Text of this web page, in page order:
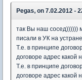
Pegas, on 7.02.2012 -
так Вы наш сосед))))))
писали в УК на
Т.е. в принципе
договоре адрес какой
Т.е. в принципе
договоре адрес какой